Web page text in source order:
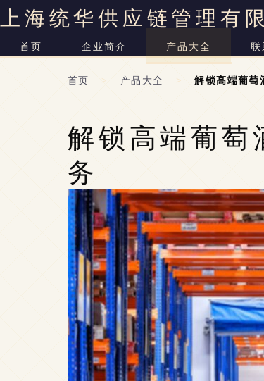
上海统华供应链管理有
首页 企业简介 产品大全
首页 > 产品大全 > 解锁高端葡萄
解锁高端葡萄
务